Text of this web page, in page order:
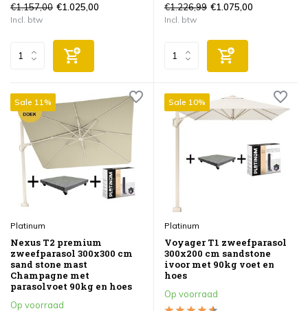
€1.157,00 €1.025,00
Incl. btw
€1.226,99 €1.075,00
Incl. btw
Sale 11%
Platinum
Nexus T2 premium
zweefparasol 300x300 cm
sand stone mast
Champagne met
parasolvoet 90kg en hoes
Op voorraad
Sale 10%
Platinum
Voyager T1 zweefparasol
300x200 cm sandstone
ivoor met 90kg voet en
hoes
Op voorraad